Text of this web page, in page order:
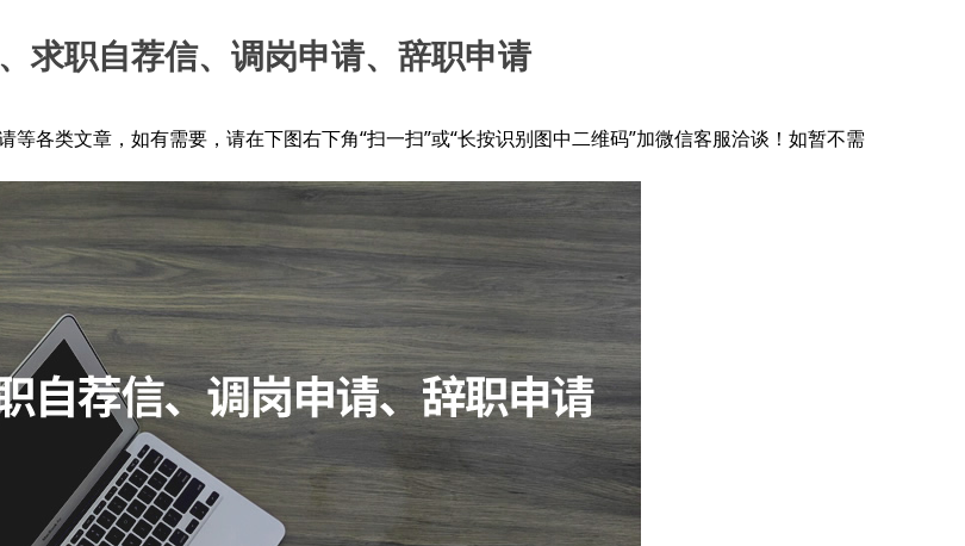
求职自荐信、调岗申请、辞职申请
各类文章，如有需要，请在下图右下角“扫一扫”或“长按识别图中二维码”加微信客服洽谈！如暂不需